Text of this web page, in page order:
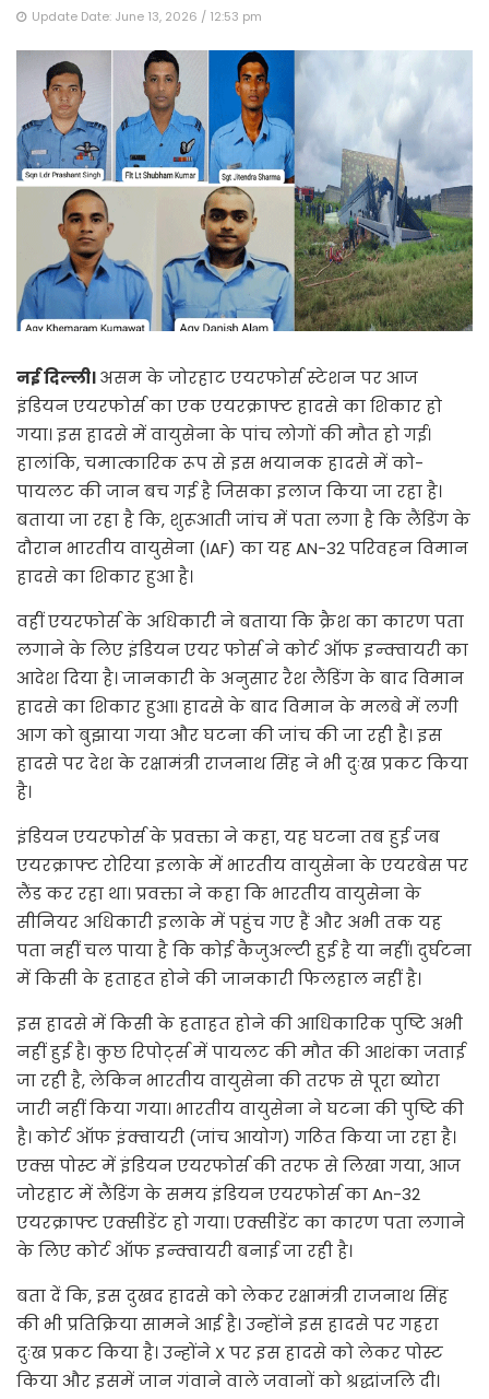
Update Date: June 13, 2026 / 12:53 pm
नई दिल्ली।असम के जोरहाट एयरफोर्स स्टेशन पर आज
इंडियन एयरफोर्स का एक एयरक्राफ्ट हादसे का शिकार हो
गया। इस हादसे में वायुसेना के पांच लोगों की मौत हो गई।
हालांकि, चमात्कारिक रूप से इस भयानक हादसे में को-
पायलट की जान बच गई है जिसका इलाज किया जा रहा है।
बताया जा रहा है कि, शुरूआती जांच में पता लगा है कि लैंडिंग के
दौरान भारतीय वायुसेना (IAF) का यह AN-32 परिवहन विमान
हादसे का शिकार हुआ है।
वहीं एयरफोर्स के अधिकारी ने बताया कि क्रैश का कारण पता
लगाने के लिए इंडियन एयर फोर्स ने कोर्ट ऑफ इन्क्वायरी का
आदेश दिया है। जानकारी के अनुसार रैश लैंडिंग के बाद विमान
हादसे का शिकार हुआ। हादसे के बाद विमान के मलबे में लगी
आग को बुझाया गया और घटना की जांच की जा रही है। इस
हादसे पर देश के रक्षामंत्री राजनाथ सिंह ने भी दुःख प्रकट किया
है।
इंडियन एयरफोर्स के प्रवक्ता ने कहा, यह घटना तब हुई जब
एयरक्राफ्ट रोरिया इलाके में भारतीय वायुसेना के एयरबेस पर
लैंड कर रहा था। प्रवक्ता ने कहा कि भारतीय वायुसेना के
सीनियर अधिकारी इलाके में पहुंच गए हैं और अभी तक यह
पता नहीं चल पाया है कि कोई कैजुअल्टी हुई है या नहीं। दुर्घटना
में किसी के हताहत होने की जानकारी फिलहाल नहीं है।
इस हादसे में किसी के हताहत होने की आधिकारिक पुष्टि अभी
नहीं हुई है। कुछ रिपोर्ट्स में पायलट की मौत की आशंका जताई
जा रही है, लेकिन भारतीय वायुसेना की तरफ से पूरा ब्योरा
जारी नहीं किया गया। भारतीय वायुसेना ने घटना की पुष्टि की
है। कोर्ट ऑफ इंक्वायरी (जांच आयोग) गठित किया जा रहा है।
एक्स पोस्ट में इंडियन एयरफोर्स की तरफ से लिखा गया, आज
जोरहाट में लैंडिंग के समय इंडियन एयरफोर्स का An-32
एयरक्राफ्ट एक्सीडेंट हो गया। एक्सीडेंट का कारण पता लगाने
के लिए कोर्ट ऑफ इन्क्वायरी बनाई जा रही है।
बता दें कि, इस दुखद हादसे को लेकर रक्षामंत्री राजनाथ सिंह
की भी प्रतिक्रिया सामने आई है। उन्होंने इस हादसे पर गहरा
दुःख प्रकट किया है। उन्होंने X पर इस हादसे को लेकर पोस्ट
किया और इसमें जान गंवाने वाले जवानों को श्रद्धांजलि दी।